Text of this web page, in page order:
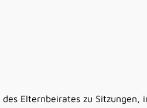
Elternbeirates zu Sitzungen,